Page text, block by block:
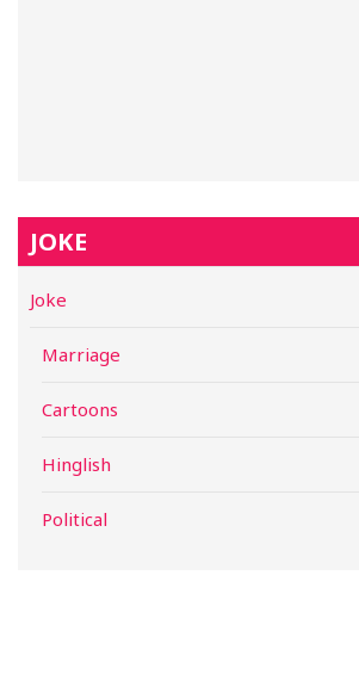
JOKE
Joke
Marriage
Cartoons
Hinglish
Political